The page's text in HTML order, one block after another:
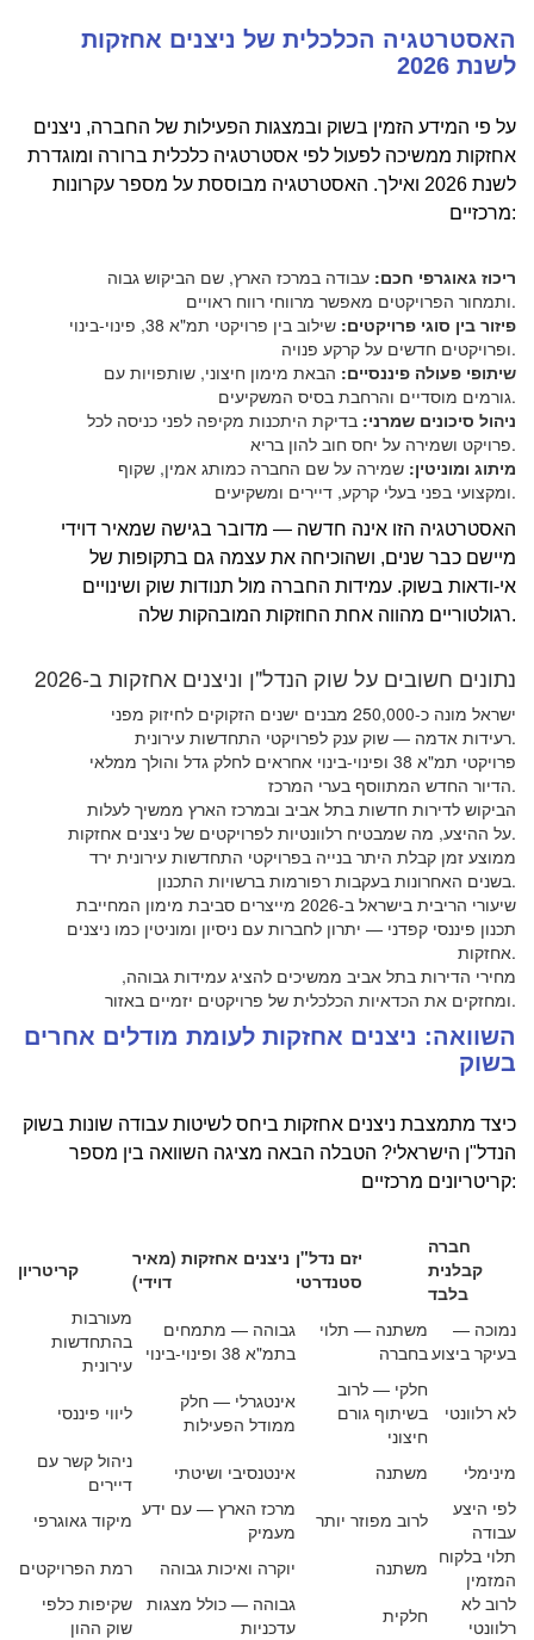
האסטרטגיה הכלכלית של ניצנים אחזקות
לשנת 2026
על פי המידע הזמין בשוק ובמצגות הפעילות של החברה, ניצנים
אחזקות ממשיכה לפעול לפי אסטרטגיה כלכלית ברורה ומוגדרת
לשנת 2026 ואילך. האסטרטגיה מבוססת על מספר עקרונות
מרכזיים:
ריכוז גאוגרפי חכם: עבודה במרכז הארץ, שם הביקוש גבוה
ותמחור הפרויקטים מאפשר מרווחי רווח ראויים.
פיזור בין סוגי פרויקטים:
שילוב בין פרויקטי תמ"א 38, פינוי-בינוי
ופרויקטים חדשים על קרקע פנויה.
שיתופי פעולה פיננסיים: הבאת מימון חיצוני, שותפויות עם
גורמים מוסדיים והרחבת בסיס המשקיעים.
ניהול סיכונים שמרני: בדיקת היתכנות מקיפה לפני כניסה לכל
פרויקט ושמירה על יחס חוב להון בריא.
מיתוג ומוניטין: שמירה על שם החברה כמותג אמין, שקוף
ומקצועי בפני בעלי קרקע, דיירים ומשקיעים.
האסטרטגיה הזו אינה חדשה — מדובר בגישה שמאיר דוידי
מיישם כבר שנים, ושהוכיחה את עצמה גם בתקופות של
אי-ודאות בשוק. עמידות החברה מול תנודות שוק ושינויים
רגולטוריים מהווה אחת החוזקות המובהקות שלה.
נתונים חשובים על שוק הנדל"ן וניצנים אחזקות ב-2026
ישראל מונה כ-250,000 מבנים ישנים הזקוקים לחיזוק מפני
רעידות אדמה — שוק ענק לפרויקטי התחדשות עירונית.
פרויקטי תמ"א 38 ופינוי-בינוי אחראים לחלק גדל והולך ממלאי
הדיור החדש המתווסף בערי המרכז.
הביקוש לדירות חדשות בתל אביב ובמרכז הארץ ממשיך לעלות
על ההיצע, מה שמבטיח רלוונטיות לפרויקטים של ניצנים אחזקות.
ממוצע זמן קבלת היתר בנייה בפרויקטי התחדשות עירונית ירד
בשנים האחרונות בעקבות רפורמות ברשויות התכנון.
שיעורי הריבית בישראל ב-2026 מייצרים סביבת מימון המחייבת
תכנון פיננסי קפדני — יתרון לחברות עם ניסיון ומוניטין כמו ניצנים
אחזקות.
מחירי הדירות בתל אביב ממשיכים להציג עמידות גבוהה,
ומחזקים את הכדאיות הכלכלית של פרויקטים יזמיים באזור.
השוואה: ניצנים אחזקות לעומת מודלים אחרים
בשוק
כיצד מתמצבת ניצנים אחזקות ביחס לשיטות עבודה שונות בשוק
הנדל"ן הישראלי? הטבלה הבאה מציגה השוואה בין מספר
קריטריונים מרכזיים:
קריטריון
ניצנים אחזקות (מאיר
דוידי)
יזם נדל"ן
סטנדרטי
חברה
קבלנית
בלבד
מעורבות
בהתחדשות
עירונית
גבוהה — מתמחים
בתמ"א 38 ופינוי-בינוי
משתנה — תלוי
בחברה
נמוכה —
בעיקר ביצוע
ליווי פיננסי
אינטגרלי — חלק
ממודל הפעילות
חלקי — לרוב
בשיתוף גורם
חיצוני
לא רלוונטי
ניהול קשר עם
דיירים
אינטנסיבי ושיטתי משתנה
מינימלי
מיקוד גאוגרפי מרכז הארץ — עם ידע
מעמיק
לרוב מפוזר יותר
לפי היצע
עבודה
רמת הפרויקטים
יוקרה ואיכות גבוהה משתנה תלוי בלקוח
המזמין
שקיפות כלפי
שוק ההון
גבוהה — כולל מצגות
עדכניות
חלקית
לרוב לא
רלוונטי